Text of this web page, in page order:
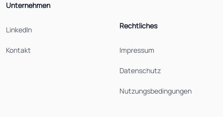
Unternehmen
LinkedIn
Kontakt
Rechtliches
Impressum
Datenschutz
Nutzungsbedingungen